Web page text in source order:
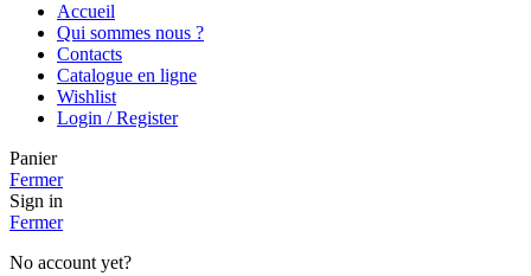
Accueil
Qui sommes nous ?
Contacts
Catalogue en ligne
Wishlist
Login / Register
Panier
Fermer
Sign in
Fermer
No account yet?